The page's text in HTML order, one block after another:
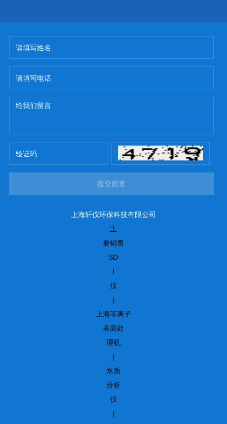
提交留言
上海轩仪环保科技有限公司
主
要销售
SD
I
仪
|
上海等离子
表面处
理机
|
水质
分析
仪
|